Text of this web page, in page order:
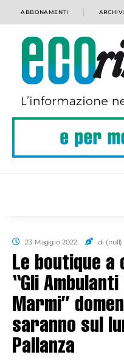
ABBONAMENTI
23 Maggio 2022 di (null)
Le boutique a
“Gli
Marmi”
saranno sul
Pallanza